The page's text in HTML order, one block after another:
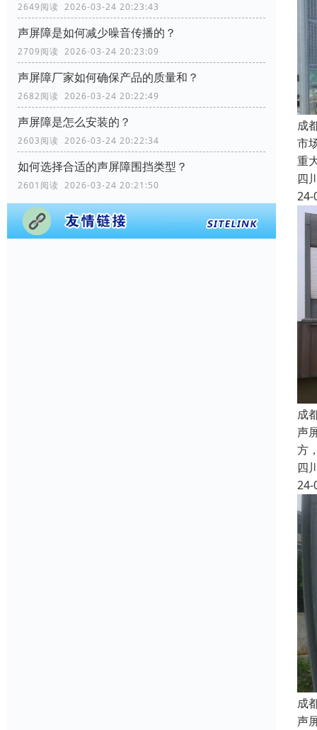
2649阅读 2026-03-24 20:23:43
声屏障是如何减少噪音传播的？
2709阅读 2026-03-24 20:23:09
声屏障厂家如何确保产品的质量和？
2682阅读 2026-03-24 20:22:49
声屏障是怎么安装的？
2603阅读 2026-03-24 20:22:34
如何选择合适的声屏障围挡类型？
2601阅读 2026-03-24 20:21:50
成
市
重
四
24-
成
声
方
四
24-
成
声